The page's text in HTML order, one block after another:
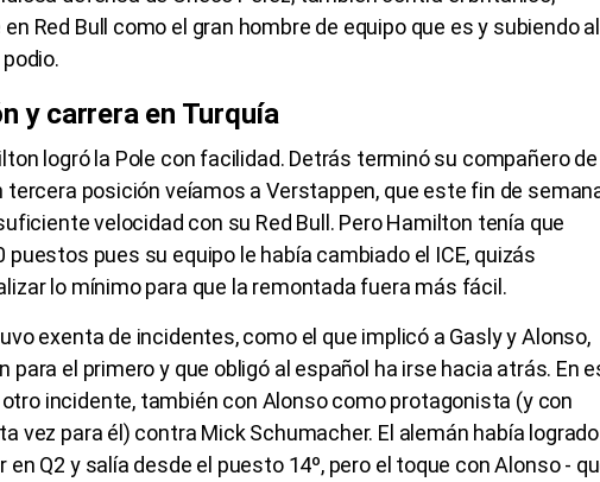
Red Bull como el gran hombre de equipo que es y subiendo al
y carrera en Turquía
logró la Pole con facilidad. Detrás terminó su compañero de
tercera posición veíamos a Verstappen, que este fin de
velocidad con su Red Bull. Pero Hamilton tenía que
puestos pues su equipo le había cambiado el ICE, quizás
lo mínimo para que la remontada fuera más fácil.
exenta de incidentes, como el que implicó a Gasly y Alonso,
para el primero y que obligó al español ha irse hacia atrás. En
incidente, también con Alonso como protagonista (y con
vez para él) contra Mick Schumacher. El alemán había
en Q2 y salía desde el puesto 14º, pero el toque con Alonso -